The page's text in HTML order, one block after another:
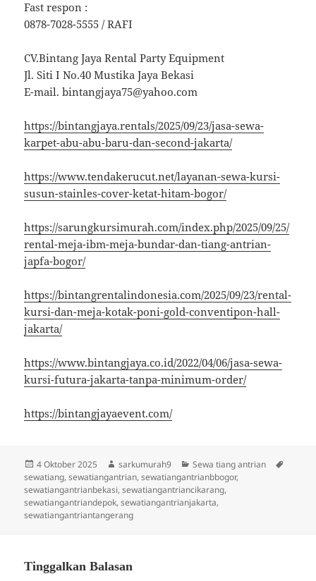
Fast respon :
0878-7028-5555 / RAFI
CV.Bintang Jaya Rental Party Equipment
Jl. Siti I No.40 Mustika Jaya Bekasi
E-mail. bintangjaya75@yahoo.com
https://bintangjaya.rentals/2025/09/23/jasa-sewa-
karpet-abu-abu-baru-dan-second-jakarta/
https://www.tendakerucut.net/layanan-sewa-kursi-
susun-stainles-cover-ketat-hitam-bogor/
https://sarungkursimurah.com/index.php/2025/09/25/
rental-meja-ibm-meja-bundar-dan-tiang-antrian-
japfa-bogor/
https://bintangrentalindonesia.com/2025/09/23/rental-
kursi-dan-meja-kotak-poni-gold-conventipon-hall-
jakarta/
https://www.bintangjaya.co.id/2022/04/06/jasa-sewa-
kursi-futura-jakarta-tanpa-minimum-order/
https://bintangjayaevent.com/
Diposkan
pada
4 Oktober 2025 Penulis
sarkumurah9 Kategori
Sewa tiang antrian
sewatiang,sewatiangantrian,sewatiangantrianbbogor,
sewatiangantrianbekasi,sewatiangantriancikarang,
sewatiangantriandepok,sewatiangantrianjakarta,
sewatiangantriantangerang
Tinggalkan Balasan